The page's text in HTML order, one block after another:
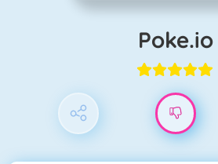
Poke.io